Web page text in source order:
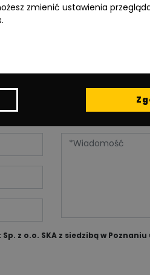
zmienić ustawienia
z o.o. SKA z siedzibą w